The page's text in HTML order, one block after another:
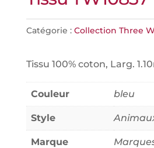
Catégorie : Collection Three
Tissu 100% coton, Larg.
Couleur bleu
Style
Marque